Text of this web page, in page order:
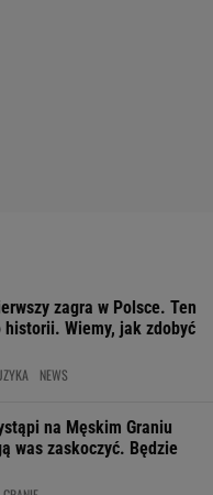
zagra w Polsce. Ten
Wiemy, jak zdobyć
NEWS
na Męskim Graniu
was zaskoczyć. Będzie